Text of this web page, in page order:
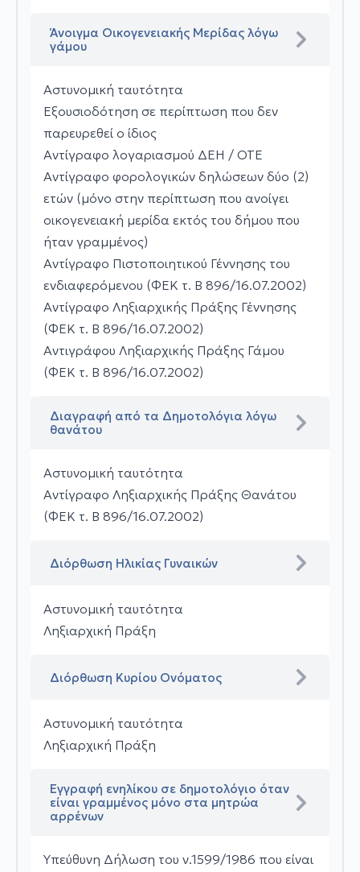
Άνοιγμα Οικογενειακής Μερίδας λόγω
γάμου
Αστυνομική ταυτότητα
Εξουσιοδότηση σε περίπτωση που δεν
παρευρεθεί ο ίδιος
Αντίγραφο λογαριασμού ΔΕΗ / ΟΤΕ
Αντίγραφο φορολογικών δηλώσεων δύο (2)
ετών (μόνο στην περίπτωση που ανοίγει
οικογενειακή μερίδα εκτός του δήμου που
ήταν γραμμένος)
Αντίγραφο Πιστοποιητικού Γέννησης του
ενδιαφερόμενου (ΦΕΚ τ. Β 896/16.07.2002)
Αντίγραφο Ληξιαρχικής Πράξης Γέννησης
(ΦΕΚ τ. Β 896/16.07.2002)
Αντιγράφου Ληξιαρχικής Πράξης Γάμου
(ΦΕΚ τ. Β 896/16.07.2002)
Διαγραφή από τα Δημοτολόγια λόγω
θανάτου
Αστυνομική ταυτότητα
Αντίγραφο Ληξιαρχικής Πράξης Θανάτου
(ΦΕΚ τ. Β 896/16.07.2002)
Διόρθωση Ηλικίας Γυναικών
Αστυνομική ταυτότητα
Ληξιαρχική Πράξη
Διόρθωση Κυρίου Ονόματος
Αστυνομική ταυτότητα
Ληξιαρχική Πράξη
Εγγραφή ενηλίκου σε δημοτολόγιο όταν
είναι γραμμένος μόνο στα μητρώα
αρρένων
Υπεύθυνη Δήλωση του ν.1599/1986 που είναι